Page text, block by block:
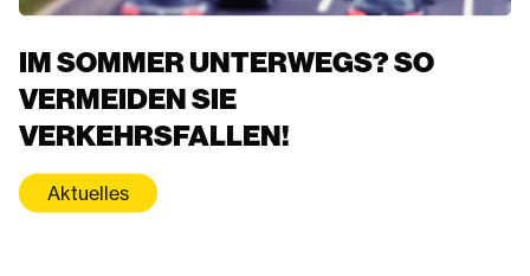
IM SOMMER UNTERWEGS? SO
VERMEIDEN SIE
VERKEHRSFALLEN!
Aktuelles